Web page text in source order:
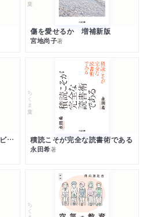
傷を愛せるか 増補新版
宮地尚子著
増補 ネガティヴ・ケイパビリティで生きる
ちくま文庫
積読こそが完全な読書術である
永田希著
ちくま文庫